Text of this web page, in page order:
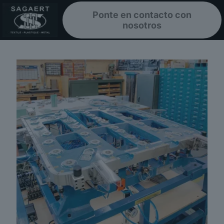
Ponte en contacto con
nosotros